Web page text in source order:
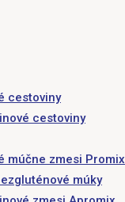
cestoviny
cestoviny
múčne zmesi Promix
múky